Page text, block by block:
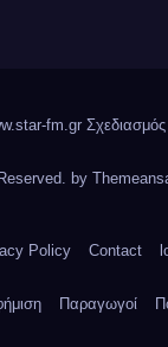
fm.gr Σχεδιασμός
by
Policy Contact
Παραγωγοί